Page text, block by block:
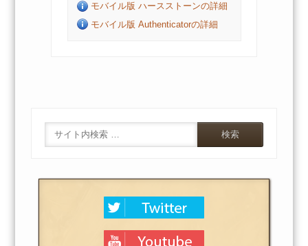
モバイル版 ハースストーンの詳細
モバイル版 Authenticatorの詳細